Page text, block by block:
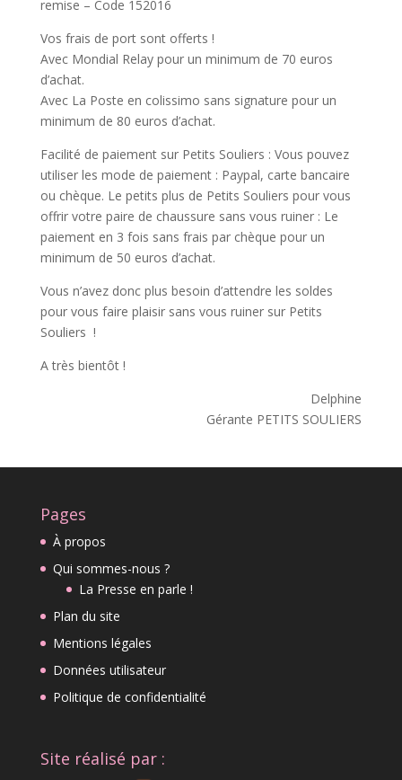
remise – Code 152016
Vos frais de port sont offerts !
Avec Mondial Relay pour un minimum de 70 euros
d’achat.
Avec La Poste en colissimo sans signature pour un
minimum de 80 euros d’achat.
Facilité de paiement sur Petits Souliers : Vous pouvez
utiliser les mode de paiement : Paypal, carte bancaire
ou chèque. Le petits plus de Petits Souliers pour vous
offrir votre paire de chaussure sans vous ruiner : Le
paiement en 3 fois sans frais par chèque pour un
minimum de 50 euros d’achat.
Vous n’avez donc plus besoin d’attendre les soldes
pour vous faire plaisir sans vous ruiner sur Petits
Souliers !
A très bientôt !
Delphine
Gérante PETITS SOULIERS
Pages
À propos
Qui sommes-nous ?
La Presse en parle !
Plan du site
Mentions légales
Données utilisateur
Politique de confidentialité
Site réalisé par :